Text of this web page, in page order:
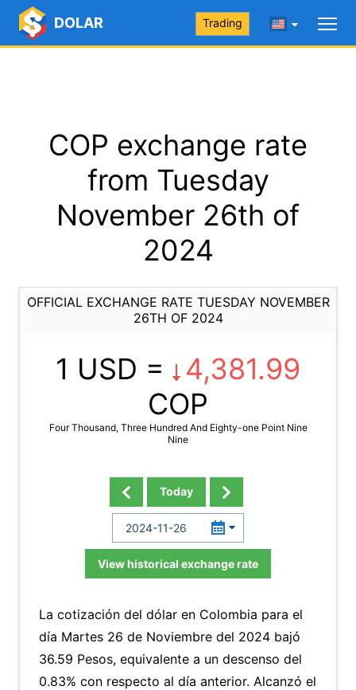
DOLAR Trading
COP exchange rate
from Tuesday
November 26th of
2024
OFFICIAL EXCHANGE RATE TUESDAY NOVEMBER
26TH OF 2024
1 USD =
4,381.99
COP
Four Thousand, Three Hundred And Eighty-one Point Nine
Nine
Today
View historical exchange rate
La cotización del dólar en Colombia para el
día Martes 26 de Noviembre del 2024 bajó
36.59 Pesos, equivalente a un descenso del
0.83% con respecto al día anterior. Alcanzó el